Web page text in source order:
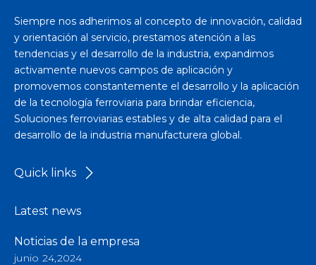
Siempre nos adherimos al concepto de innovación, calidad
y orientación al servicio, prestamos atención a las
tendencias y el desarrollo de la industria, expandimos
activamente nuevos campos de aplicación y
promovemos constantemente el desarrollo y la aplicación
de la tecnología ferroviaria para brindar eficiencia,
Soluciones ferroviarias estables y de alta calidad para el
desarrollo de la industria manufacturera global.
Quick links
Latest news
Noticias de la empresa
junio 24,2024